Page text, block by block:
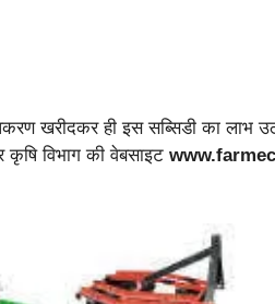
खरीदकर ही इस सब्सिडी का लाभ
विभाग की वेबसाइट